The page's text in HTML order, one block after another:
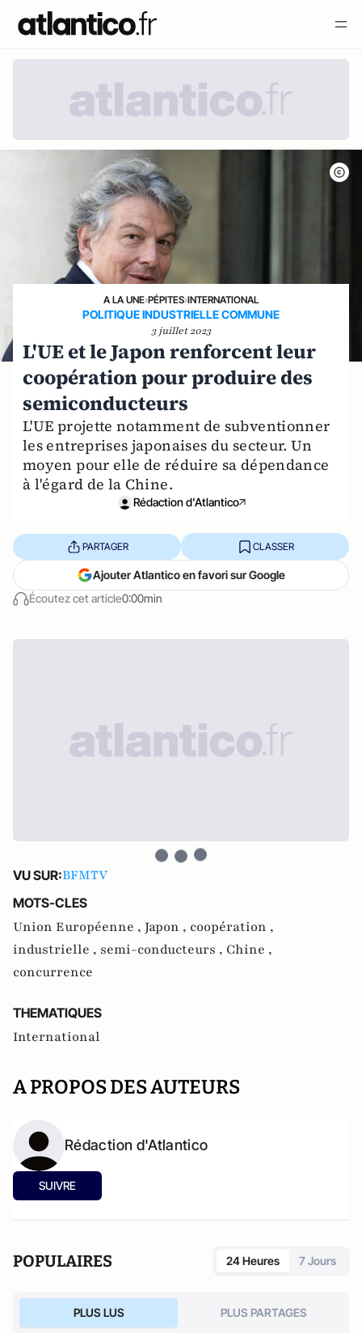
A LA UNE›PÉPITES›INTERNATIONAL
POLITIQUE INDUSTRIELLE COMMUNE
3 juillet 2023
L'UE et le Japon renforcent leur
coopération pour produire des
semiconducteurs
L'UE projette notamment de subventionner
les entreprises japonaises du secteur. Un
moyen pour elle de réduire sa dépendance
à l'égard de la Chine.
Rédaction d'Atlantico
Écoutez cet article0:00min
PARTAGER CLASSER
Ajouter Atlantico en favori sur Google
VU SUR:BFMTV
MOTS-CLES
Union Européenne , Japon , coopération ,
industrielle , semi-conducteurs , Chine ,
concurrence
THEMATIQUES
International
A PROPOS DES AUTEURS
Rédaction d'Atlantico
SUIVRE
POPULAIRES 24 Heures 7 Jours
PLUS LUS PLUS PARTAGES